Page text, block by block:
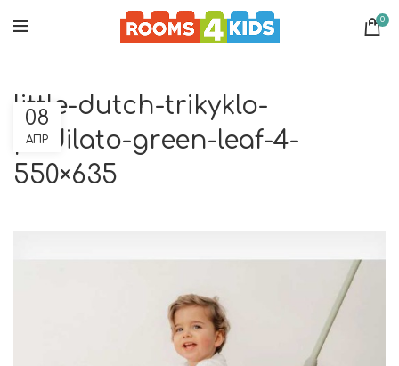
0
little-dutch-trikyklo-
podilato-green-leaf-4-
550×635
08
ΑΠΡ